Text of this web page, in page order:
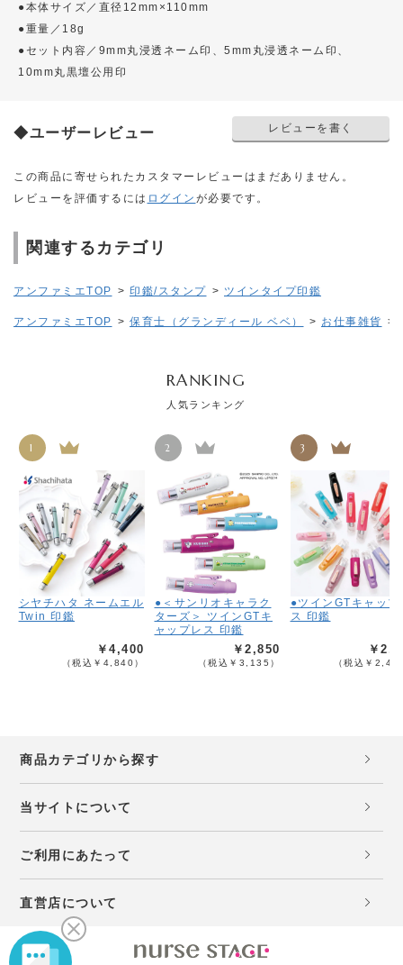
●本体サイズ／直径12mm×110mm
●重量／18g
●セット内容／9mm丸浸透ネーム印、5mm丸浸透ネーム印、
10mm丸黒壇公用印
◆ユーザーレビュー レビューを書く
この商品に寄せられたカスタマーレビューはまだありません。
レビューを評価するには ログイン が必要です。
関連するカテゴリ
アンファミエTOP > 印鑑/スタンプ > ツインタイプ印鑑
アンファミエTOP > 保育士（グランディール ベベ） > お仕事雑貨 >
RANKING
人気ランキング
1
シヤチハタ ネームエル
Twin 印鑑
￥4,400
（税込￥4,840）
2
●＜サンリオキャラク
ターズ＞ ツインGTキ
ャップレス 印鑑
￥2,850
（税込￥3,135）
3
●ツインGTキャップ
ス 印鑑
￥
（税込￥
商品カテゴリから探す
当サイトについて
ご利用にあたって
直営店について